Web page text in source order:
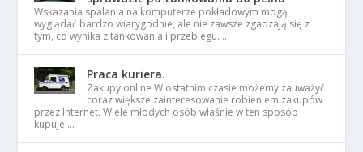
Wskazania spalania na komputerze pokładowym mogą
wyglądać bardzo wiarygodnie, ale nie zawsze zgadzają się z
tym, co wynika z tankowania i przebiegu. …
Praca kuriera.
Zakupy online W ostatnim czasie możemy zauważyć
coraz większe zainteresowanie robieniem zakupów
przez Internet. Wiele młodych osób właśnie w ten sposób
kupuje …